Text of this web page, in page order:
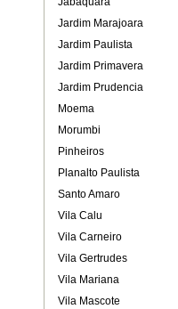
Jardim Marajoara
Jardim Paulista
Jardim Primavera
Jardim Prudencia
Moema
Morumbi
Pinheiros
Planalto Paulista
Santo Amaro
Vila Calu
Vila Carneiro
Vila Gertrudes
Vila Mariana
Vila Mascote